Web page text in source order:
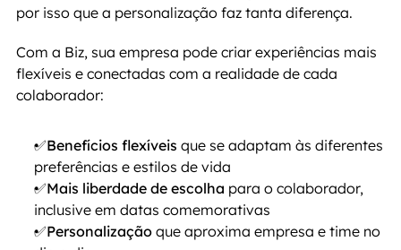
por isso que a personalização faz tanta diferença.
Com a Biz, sua empresa pode criar experiências mais
flexíveis e conectadas com a realidade de cada
colaborador:
✅Benefícios flexíveis que se adaptam às diferentes
preferências e estilos de vida
✅Mais liberdade de escolha para o colaborador,
inclusive em datas comemorativas
✅Personalização que aproxima empresa e time no